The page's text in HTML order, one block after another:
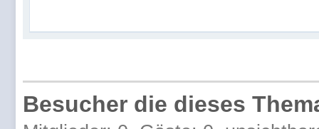
Besucher die dieses